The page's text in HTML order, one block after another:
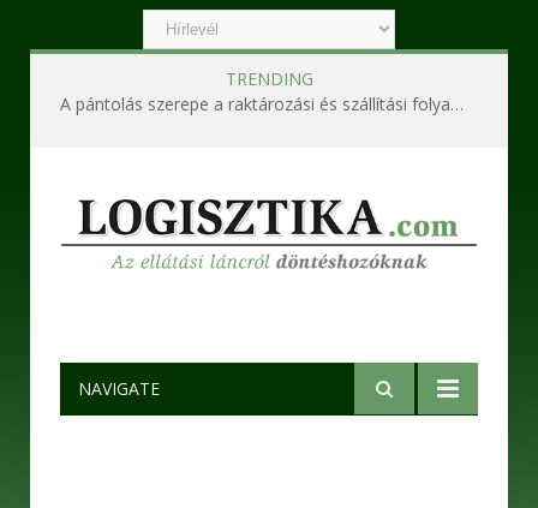
TRENDING
A pántolás szerepe a raktározási és szállítási folyamatokban
NAVIGATE